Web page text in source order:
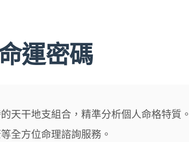
運密碼
天干地支組合，精準分析個人命格特質
全方位命理諮詢服務。